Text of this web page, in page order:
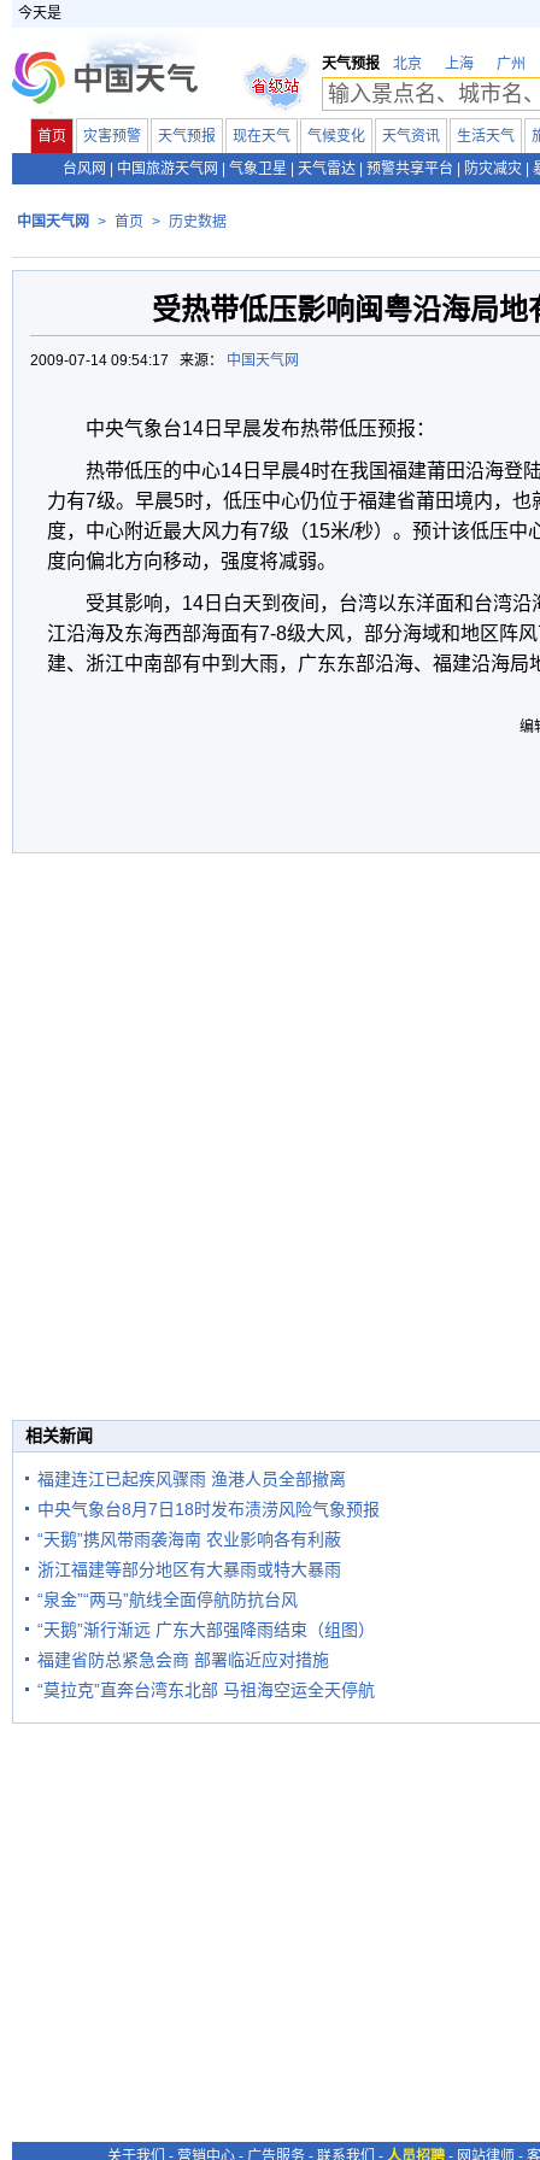
今天是
天气预报 北京 上海 广州
首页 灾害预警 天气预报 现在天气 气候变化 天气资讯 生活天气
台风网
中国旅游天气网 气象卫星 天气雷达 预警共享平台 防灾减灾
中国天气网 > 首页 > 历史数据
受热带低压影响闽粤沿海局地
2009-07-14 09:54:17 来源： 中国天气网
中央气象台14日早晨发布热带低压预报：
热带低压的中心14日早晨4时在我国福建莆田沿海登
力有7级。早晨5时，低压中心仍位于福建省莆田境内，
度，中心附近最大风力有7级（15米/秒）。预计该低压中
度向偏北方向移动，强度将减弱。
受其影响，14日白天到夜间，台湾以东洋面和台湾
江沿海及东海西部海面有7-8级大风，部分海域和地区阵
建、浙江中南部有中到大雨，广东东部沿海、福建沿海局
编
相关新闻
福建连江已起疾风骤雨 渔港人员全部撤离
中央气象台8月7日18时发布渍涝风险气象预报
“天鹅”携风带雨袭海南 农业影响各有利蔽
浙江福建等部分地区有大暴雨或特大暴雨
“泉金”“两马”航线全面停航防抗台风
“天鹅”渐行渐远 广东大部强降雨结束（组图）
福建省防总紧急会商 部署临近应对措施
“莫拉克”直奔台湾东北部 马祖海空运全天停航
关于我们 - 营销中心 - 广告服务 - 联系我们 - 人员招聘 - 网站律师 -